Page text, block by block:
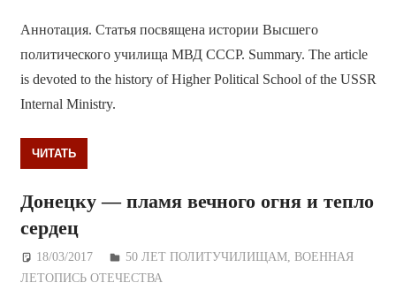
Аннотация. Статья посвящена истории Высшего
политического училища МВД СССР. Summary. The article
is devoted to the history of Higher Political School of the USSR
Internal Ministry.
ЧИТАТЬ
Донецку — пламя вечного огня и тепло
сердец
18/03/2017 Дежурный по Редакции
50 ЛЕТ ПОЛИТУЧИЛИЩАМ,ВОЕННАЯ
ЛЕТОПИСЬ ОТЕЧЕСТВА